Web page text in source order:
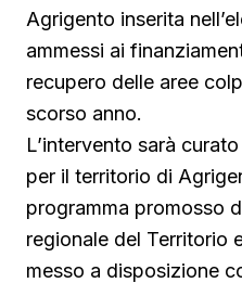
Agrigento inserita
ammessi ai
recupero delle aree
scorso anno.
L’intervento sarà
per il territorio di
programma promosso
regionale del Territorio
messo a disposizione